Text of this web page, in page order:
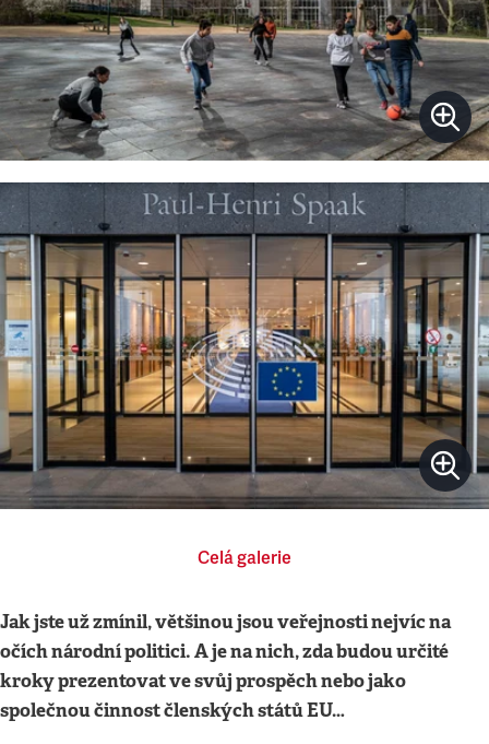
Celá galerie
Jak jste už zmínil, většinou jsou veřejnosti nejvíc na
očích národní politici. A je na nich, zda budou určité
kroky prezentovat ve svůj prospěch nebo jako
společnou činnost členských států EU…